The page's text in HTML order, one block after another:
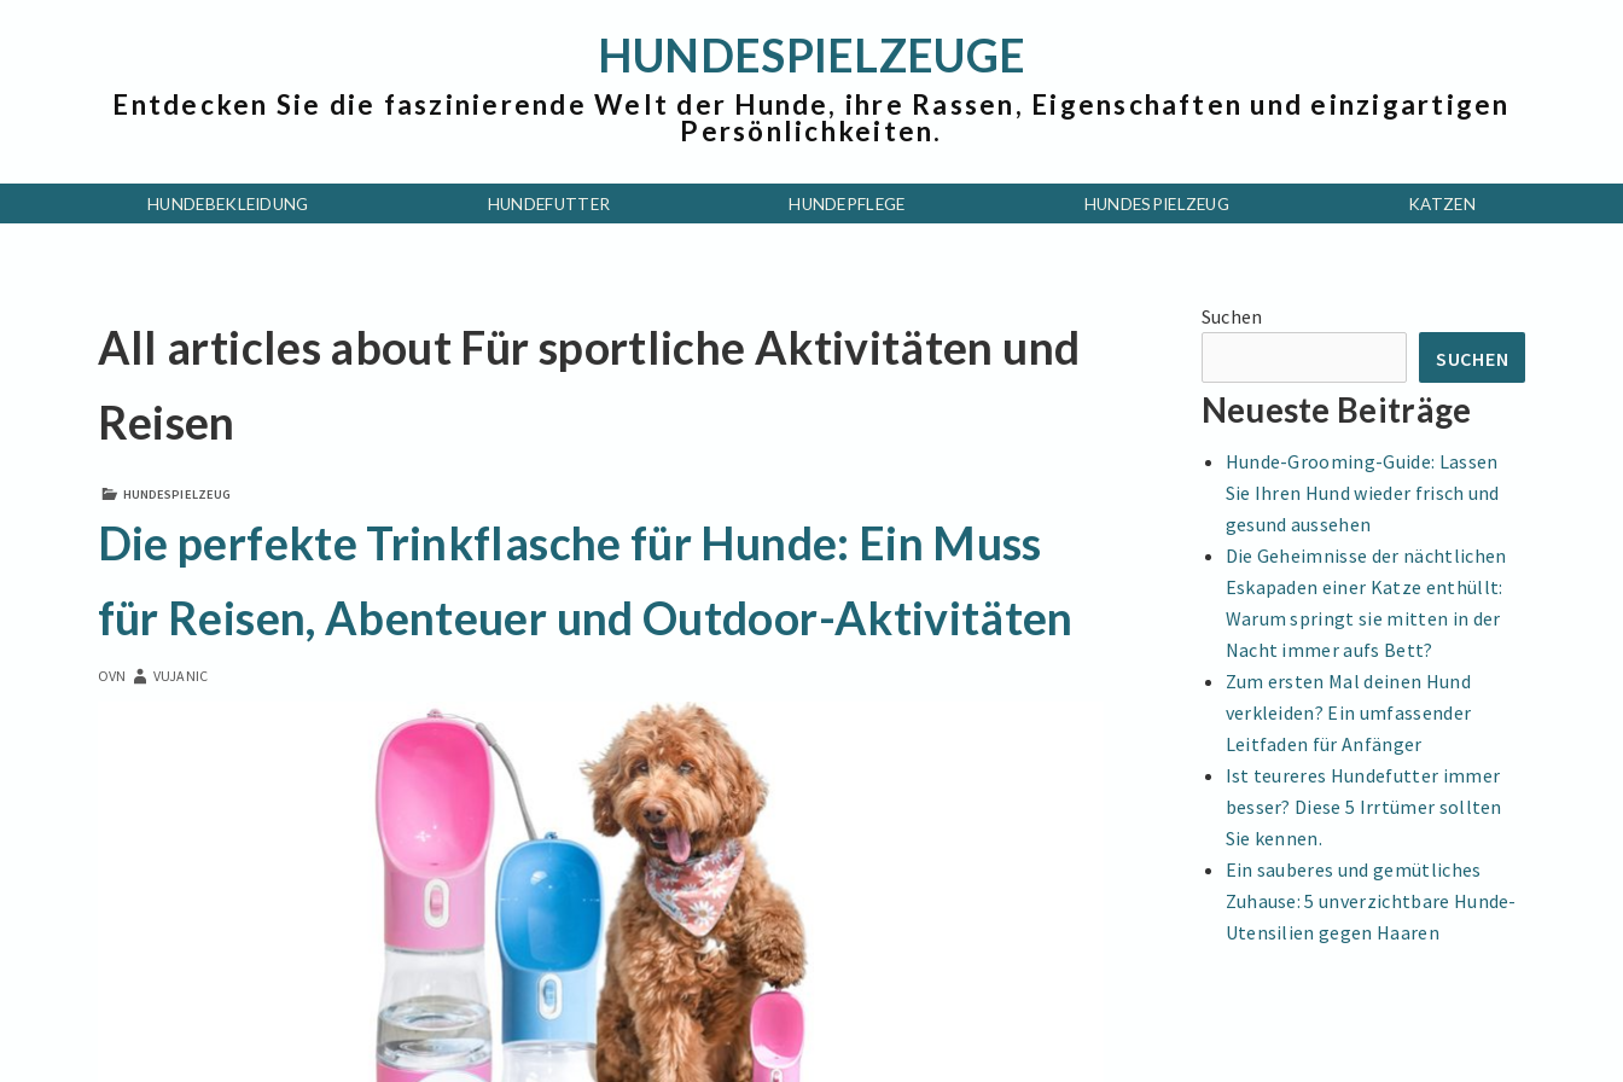
HUNDESPIELZEUGE
Entdecken Sie die faszinierende Welt der Hunde, ihre Rassen, Eigenschaften und einzigartigen
Persönlichkeiten.
HUNDEBEKLEIDUNG HUNDEFUTTER HUNDEPFLEGE HUNDESPIELZEUG KATZEN
All articles about Für sportliche Aktivitäten und
Reisen
HUNDESPIELZEUG
Die perfekte Trinkflasche für Hunde: Ein Muss
für Reisen, Abenteuer und Outdoor-Aktivitäten
OVN VUJANIC
Suchen
SUCHEN
Neueste Beiträge
Hunde-Grooming-Guide: Lassen
Sie Ihren Hund wieder frisch und
gesund aussehen
Die Geheimnisse der nächtlichen
Eskapaden einer Katze enthüllt:
Warum springt sie mitten in der
Nacht immer aufs Bett?
Zum ersten Mal deinen Hund
verkleiden? Ein umfassender
Leitfaden für Anfänger
Ist teureres Hundefutter immer
besser? Diese 5 Irrtümer sollten
Sie kennen.
Ein sauberes und gemütliches
Zuhause: 5 unverzichtbare Hunde-
Utensilien gegen Haaren